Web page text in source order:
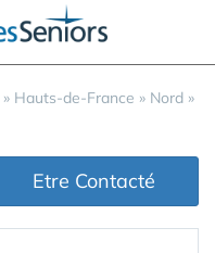
» Hauts-de-France » Nord »
Etre Contacté